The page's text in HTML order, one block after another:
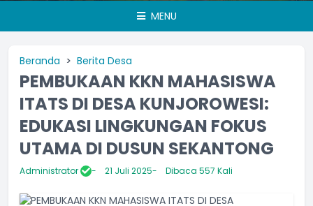
MENU
Beranda Berita Desa
PEMBUKAAN KKN MAHASISWA
ITATS DI DESA KUNJOROWESI:
EDUKASI LINGKUNGAN FOKUS
UTAMA DI DUSUN SEKANTONG
Administrator 21 Juli 2025 Dibaca 557 Kali